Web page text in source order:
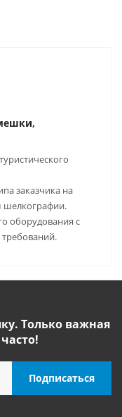
заказчика на
шелкографии.
оборудования с
Только важная